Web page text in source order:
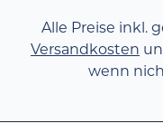
Alle Preise inkl.
Versandkosten
wenn